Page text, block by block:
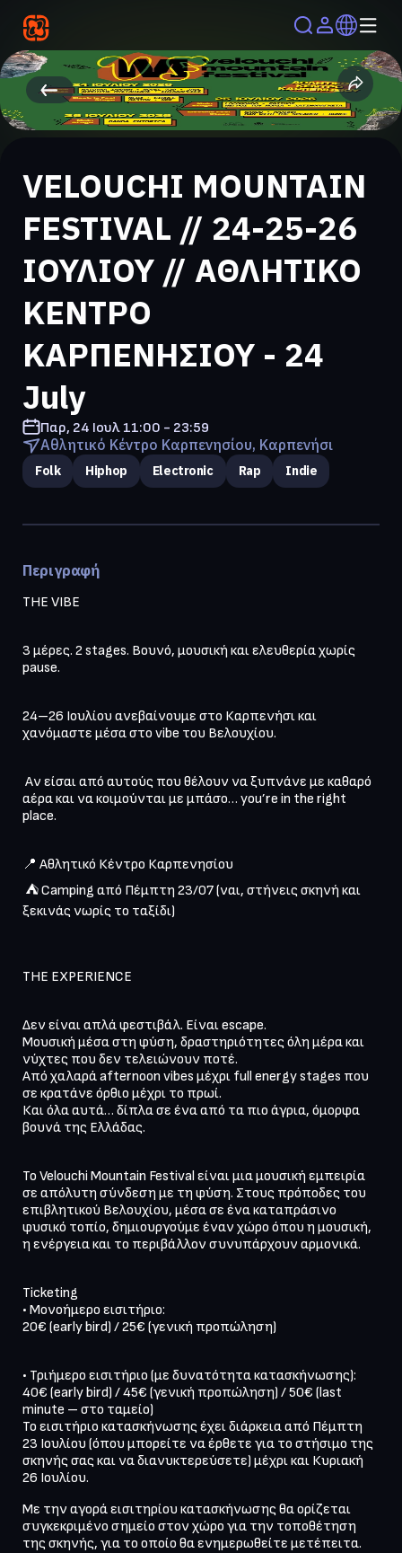
VELOUCHI MOUNTAIN
FESTIVAL // 24-25-26
ΙΟΥΛΙΟΥ // ΑΘΛΗΤΙΚΟ
ΚΕΝΤΡΟ
ΚΑΡΠΕΝΗΣΙΟΥ - 24
July
Παρ, 24 Ιουλ11:00 - 23:59
Αθλητικό Κέντρο Καρπενησίου, Καρπενήσι
Folk Hiphop Electronic Rap Indie
Περιγραφή
THE VIBE
3 μέρες. 2 stages. Βουνό, μουσική και ελευθερία χωρίς
pause.
24–26 Ιουλίου ανεβαίνουμε στο Καρπενήσι και
χανόμαστε μέσα στο vibe του Βελουχίου.
αέρα και να κοιμούνται με μπάσο… you’re in the right
place.
📍 Αθλητικό Κέντρο Καρπενησίου
ξεκινάς νωρίς το ταξίδι)
THE EXPERIENCE
Δεν είναι απλά φεστιβάλ. Είναι escape.
Μουσική μέσα στη φύση, δραστηριότητες όλη μέρα και
νύχτες που δεν τελειώνουν ποτέ.
Από χαλαρά afternoon vibes μέχρι full energy stages που
σε κρατάνε όρθιο μέχρι το πρωί.
Και όλα αυτά… δίπλα σε ένα από τα πιο άγρια, όμορφα
βουνά της Ελλάδας.
Το Velouchi Mountain Festival είναι μια μουσική εμπειρία
σε απόλυτη σύνδεση με τη φύση. Στους πρόποδες του
επιβλητικού Βελουχίου, μέσα σε ένα καταπράσινο
φυσικό τοπίο, δημιουργούμε έναν χώρο όπου η μουσική,
η ενέργεια και το περιβάλλον συνυπάρχουν αρμονικά.
Ticketing
• Μονοήμερο εισιτήριο:
20€ (early bird) / 25€ (γενική προπώληση)
• Τριήμερο εισιτήριο (με δυνατότητα κατασκήνωσης):
40€ (early bird) / 45€ (γενική προπώληση) / 50€ (last
minute – στο ταμείο)
Το εισιτήριο κατασκήνωσης έχει διάρκεια από Πέμπτη
23 Ιουλίου (όπου μπορείτε να έρθετε για το στήσιμο της
σκηνής σας και να διανυκτερεύσετε) μέχρι και Κυριακή
26 Ιουλίου.
Με την αγορά εισιτηρίου κατασκήνωσης θα ορίζεται
συγκεκριμένο σημείο στον χώρο για την τοποθέτηση
της σκηνής, για το οποίο θα ενημερωθείτε μετέπειτα.